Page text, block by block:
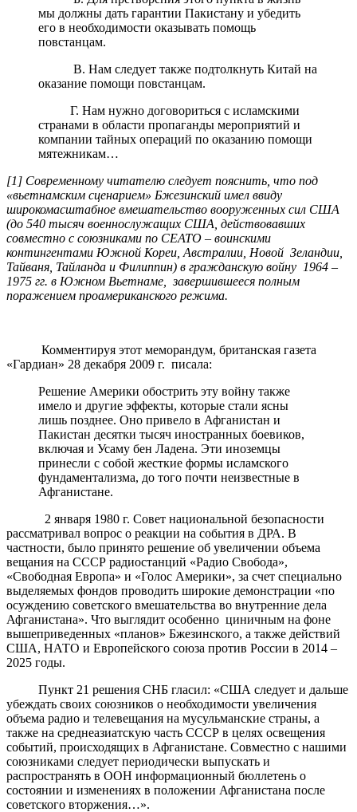
мы должны дать гарантии Пакистану и убедить
его в необходимости оказывать помощь
повстанцам.
В. Нам следует также подтолкнуть Китай на
оказание помощи повстанцам.
Г. Нам нужно договориться с исламскими
странами в области пропаганды мероприятий и
компании тайных операций по оказанию помощи
мятежникам…
[1] Современному читателю следует пояснить, что под
«вьетнамским сценарием» Бжезинский имел ввиду
широкомасштабное вмешательство вооруженных сил США
(до 540 тысяч военнослужащих США, действовавших
совместно с союзниками по СЕАТО – воинскими
контингентами Южной Кореи, Австралии, Новой Зеландии,
Тайваня, Тайланда и Филиппин) в гражданскую войну 1964 –
1975 гг. в Южном Вьетнаме, завершившееся полным
поражением проамериканского режима.
Комментируя этот меморандум, британская газета
«Гардиан» 28 декабря 2009 г. писала:
Решение Америки обострить эту войну также
имело и другие эффекты, которые стали ясны
лишь позднее. Оно привело в Афганистан и
Пакистан десятки тысяч иностранных боевиков,
включая и Усаму бен Ладена. Эти иноземцы
принесли с собой жесткие формы исламского
фундаментализма, до того почти неизвестные в
Афганистане.
2 января 1980 г. Совет национальной безопасности
рассматривал вопрос о реакции на события в ДРА. В
частности, было принято решение об увеличении объема
вещания на СССР радиостанций «Радио Свобода»,
«Свободная Европа» и «Голос Америки», за счет специально
выделяемых фондов проводить широкие демонстрации «по
осуждению советского вмешательства во внутренние дела
Афганистана». Что выглядит особенно циничным на фоне
вышеприведенных «планов» Бжезинского, а также действий
США, НАТО и Европейского союза против России в 2014 –
2025 годы.
Пункт 21 решения СНБ гласил: «США следует и дальше
убеждать своих союзников о необходимости увеличения
объема радио и телевещания на мусульманские страны, а
также на среднеазиатскую часть СССР в целях освещения
событий, происходящих в Афганистане. Совместно с нашими
союзниками следует периодически выпускать и
распространять в ООН информационный бюллетень о
состоянии и изменениях в положении Афганистана после
советского вторжения…».